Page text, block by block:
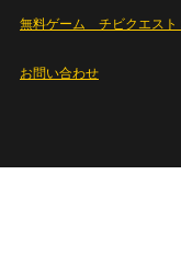
無料ゲーム チビクエスト
お問い合わせ